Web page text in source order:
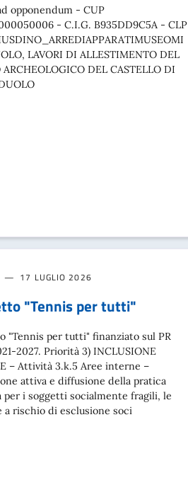
opponendum - CUP
- C.I.G. B935DD9C5A - CLP
LAVORI DI ALLESTIMENTO DEL
ARCHEOLOGICO DEL CASTELLO DI
17 LUGLIO 2026
"Tennis per tutti"
"Tennis per tutti" finanziato sul PR
2027. Priorità 3) INCLUSIONE
– Attività 3.k.5 Aree interne –
attiva e diffusione della pratica
per i soggetti socialmente fragili, le
a rischio di esclusione soci